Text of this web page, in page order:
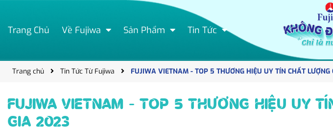
Trang Chủ Về Fujiwa Sản Phẩm Tin Tức
Trang chủ Tin Tức Từ Fujiwa FUJIWA VIETNAM - TOP 5 THƯƠNG HIỆU UY TÍN CHẤT LƯỢNG
FUJIWA VIETNAM - TOP 5 THƯƠNG HIỆU UY
GIA 2023